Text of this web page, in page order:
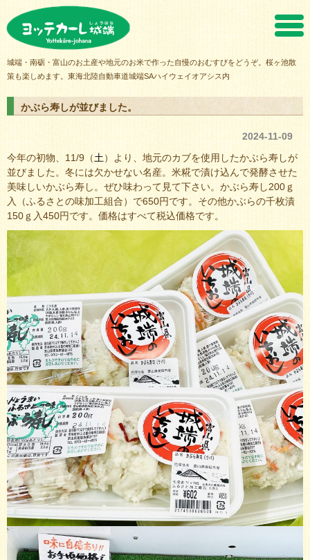
城端・南砺・富山のお土産や地元のお米で作った自慢のおむすびをどうぞ。桜ヶ池散
策も楽しめます。東海北陸自動車道城端SAハイウェイオアシス内
かぶら寿しが並びました。
2024-11-09
今年の初物、11/9（土）より、地元のカブを使用したかぶら寿しが
並びました。冬には欠かせない名産。米糀で漬け込んで発酵させた
美味しいかぶら寿し。ぜひ味わって見て下さい。かぶら寿し200ｇ
入（ふるさとの味加工組合）で650円です。その他かぶらの千枚漬
150ｇ入450円です。価格はすべて税込価格です。